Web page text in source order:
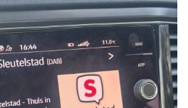
uur 1 van 0 Volgend uur